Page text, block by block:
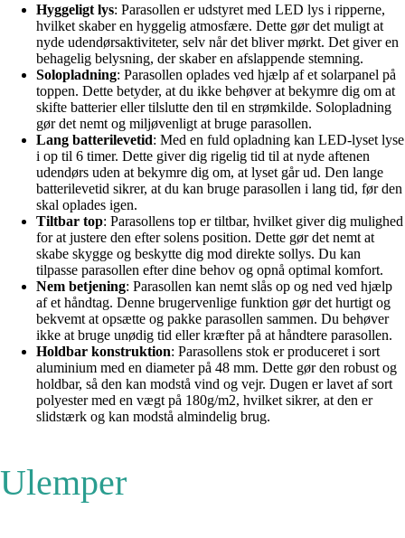
Hyggeligt lys: Parasollen er udstyret med LED lys i ripperne,
hvilket skaber en hyggelig atmosfære. Dette gør det muligt at
nyde udendørsaktiviteter, selv når det bliver mørkt. Det giver en
behagelig belysning, der skaber en afslappende stemning.
Solopladning: Parasollen oplades ved hjælp af et solarpanel på
toppen. Dette betyder, at du ikke behøver at bekymre dig om at
skifte batterier eller tilslutte den til en strømkilde. Solopladning
gør det nemt og miljøvenligt at bruge parasollen.
Lang batterilevetid: Med en fuld opladning kan LED-lyset lyse
i op til 6 timer. Dette giver dig rigelig tid til at nyde aftenen
udendørs uden at bekymre dig om, at lyset går ud. Den lange
batterilevetid sikrer, at du kan bruge parasollen i lang tid, før den
skal oplades igen.
Tiltbar top: Parasollens top er tiltbar, hvilket giver dig mulighed
for at justere den efter solens position. Dette gør det nemt at
skabe skygge og beskytte dig mod direkte sollys. Du kan
tilpasse parasollen efter dine behov og opnå optimal komfort.
Nem betjening: Parasollen kan nemt slås op og ned ved hjælp
af et håndtag. Denne brugervenlige funktion gør det hurtigt og
bekvemt at opsætte og pakke parasollen sammen. Du behøver
ikke at bruge unødig tid eller kræfter på at håndtere parasollen.
Holdbar konstruktion: Parasollens stok er produceret i sort
aluminium med en diameter på 48 mm. Dette gør den robust og
holdbar, så den kan modstå vind og vejr. Dugen er lavet af sort
polyester med en vægt på 180g/m2, hvilket sikrer, at den er
slidstærk og kan modstå almindelig brug.
Ulemper